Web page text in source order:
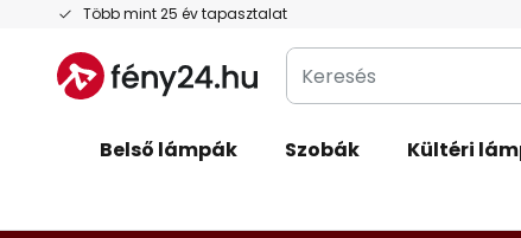
Több mint 25 év tapasztalat
Ugrás
tartalomhoz
Keresés
Belső lámpák Szobák Kültéri